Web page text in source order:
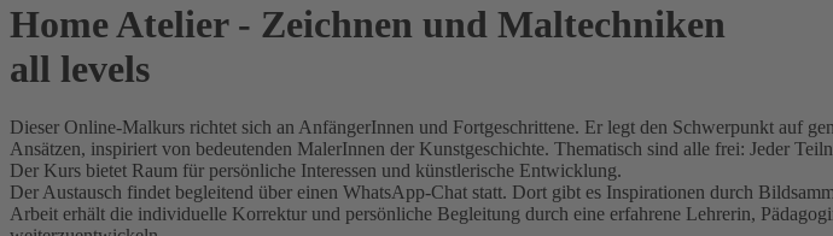
Home Atelier - Zeichnen und Maltechniken
all levels
Dieser Online-Malkurs richtet sich an AnfängerInnen und Fortgeschrittene. Er legt den Schwerpunkt auf
Ansätzen, inspiriert von bedeutenden MalerInnen der Kunstgeschichte. Thematisch sind alle frei: Jeder
Der Kurs bietet Raum für persönliche Interessen und künstlerische Entwicklung.
Der Austausch findet begleitend über einen WhatsApp-Chat statt. Dort gibt es Inspirationen durch
Arbeit erhält die individuelle Korrektur und persönliche Begleitung durch eine erfahrene Lehrerin,